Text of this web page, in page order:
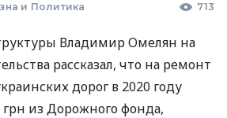
и Политика 713
Владимир Омелян на
рассказал, что на ремонт
дорог в 2020 году
из Дорожного фонда,